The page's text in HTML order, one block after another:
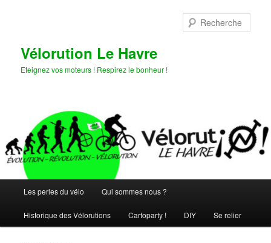
Vélorution Le Havre
Eteignez vos moteurs ! Respirez le bonheur !
principal
Les perles du vélo Qui sommes nous ?
Historique des Vélorutions Cartoparty ! DIY Se relier